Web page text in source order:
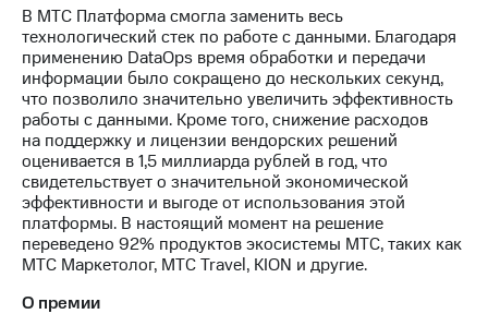
Корпоративный
секретарь
Раскрытие
информации
Информация
акционерам
Документы
ПАО
"МТС"
Собрания
акционеров
Личный
кабинет
акционера
В МТС Платформа смогла заменить весь
технологический стек по работе с данными. Благодаря
применению DataOps время обработки и передачи
информации было сокращено до нескольких секунд,
что позволило значительно увеличить эффективность
работы с данными. Кроме того, снижение расходов
на поддержку и лицензии вендорских решений
оценивается в 1,5 миллиарда рублей в год, что
свидетельствует о значительной экономической
эффективности и выгоде от использования этой
платформы. В настоящий момент на решение
переведено 92% продуктов экосистемы МТС, таких как
МТС Маркетолог, МТС Travel, KION и другие.
O премии